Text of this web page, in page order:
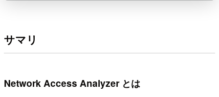
サマリ
Network Access Analyzer とは